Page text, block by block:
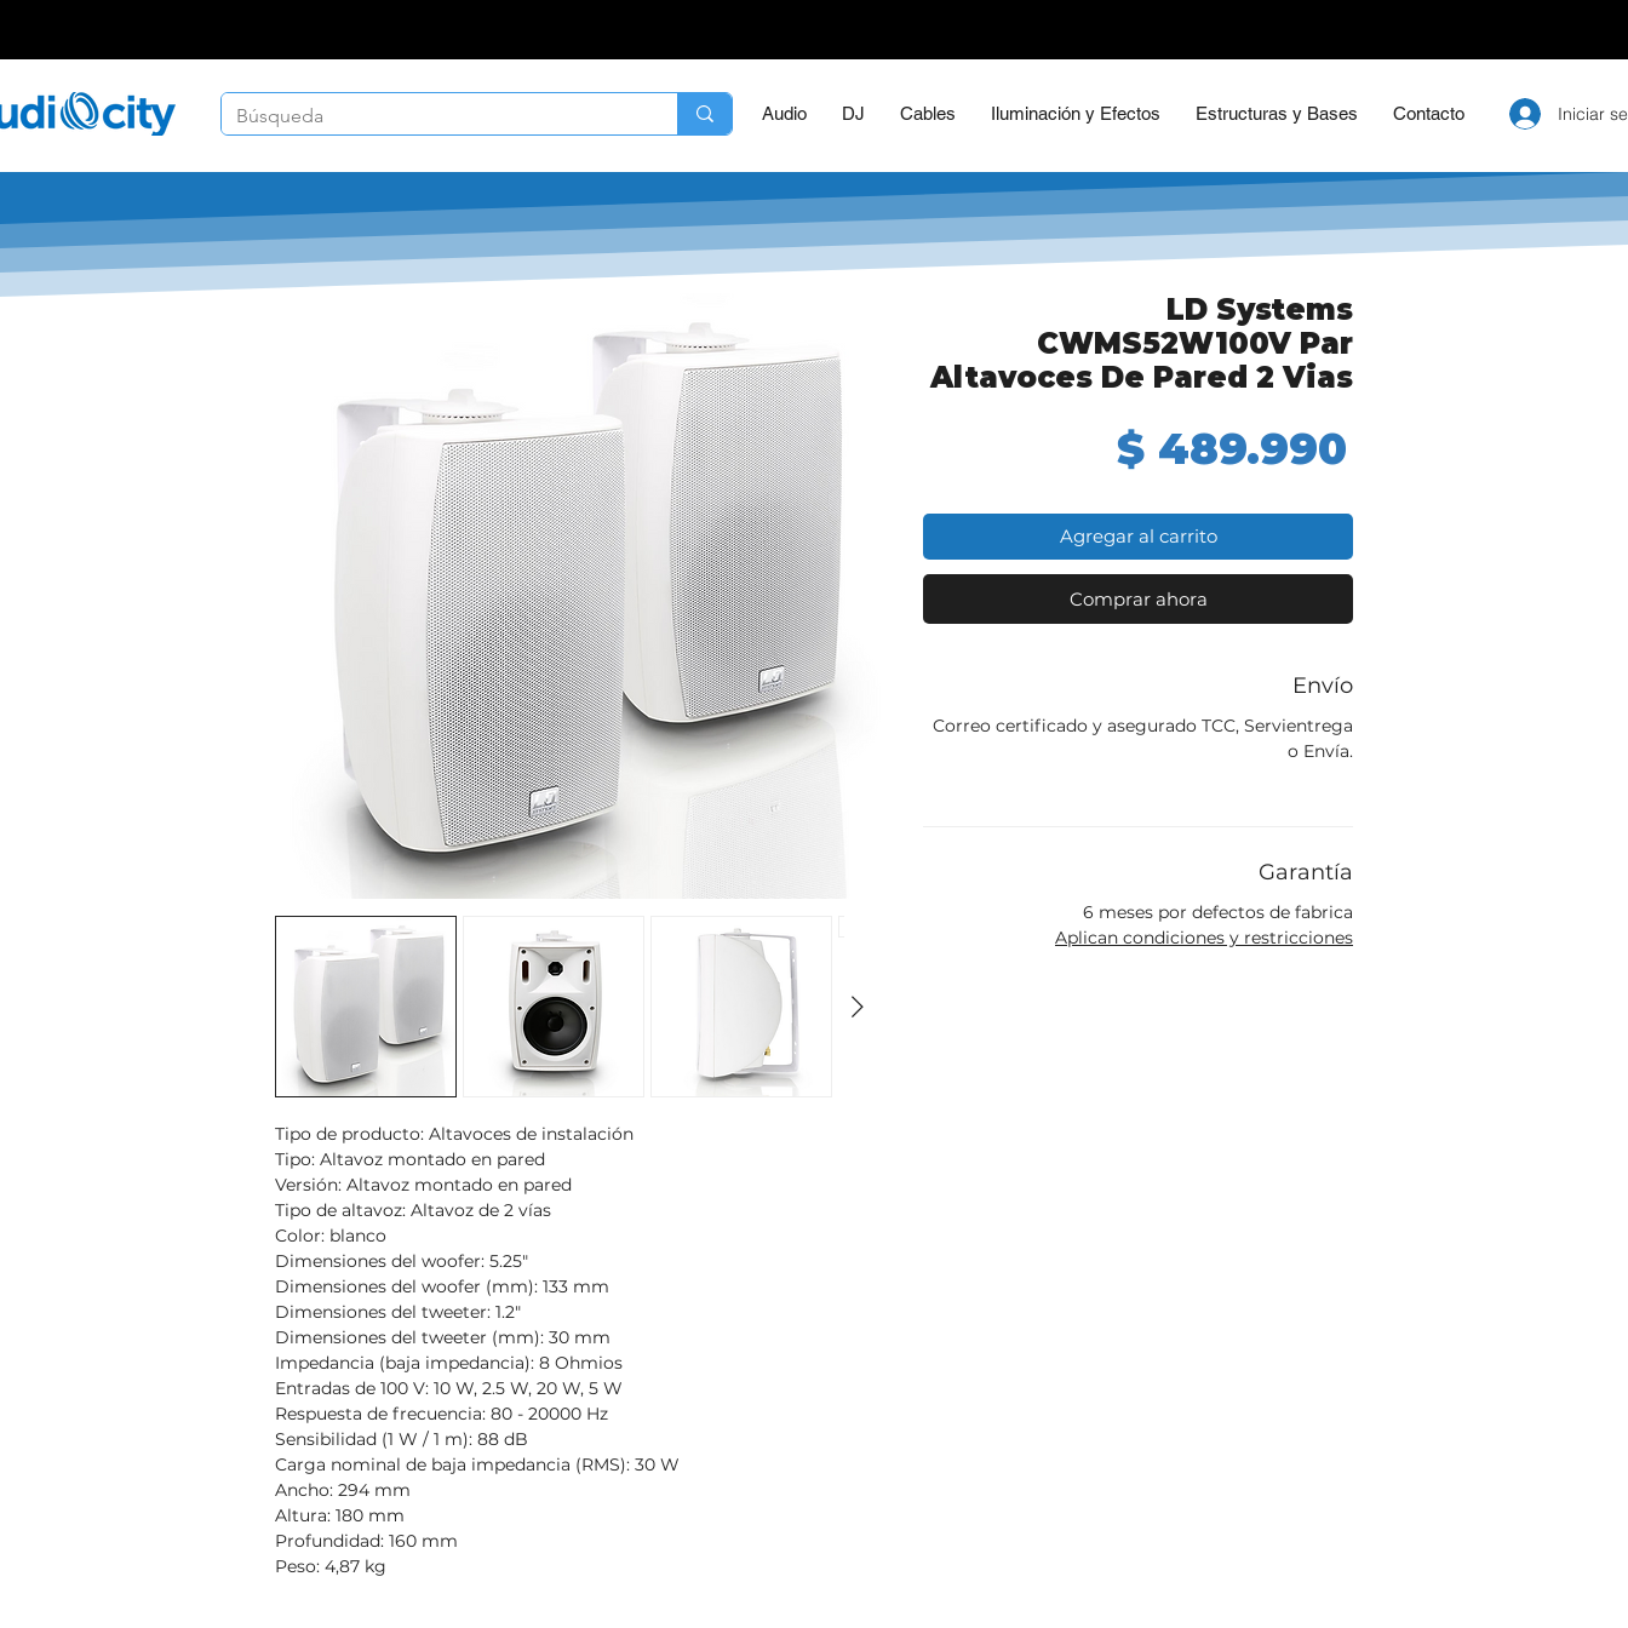
Audio DJ Cables Iluminación y Efectos Estructuras y Bases Contacto Iniciar
Tipo de producto: Altavoces de instalación
Tipo: Altavoz montado en pared
Versión: Altavoz montado en pared
Tipo de altavoz: Altavoz de 2 vías
Color: blanco
Dimensiones del woofer: 5.25"
Dimensiones del woofer (mm): 133 mm
Dimensiones del tweeter: 1.2"
Dimensiones del tweeter (mm): 30 mm
Impedancia (baja impedancia): 8 Ohmios
Entradas de 100 V: 10 W, 2.5 W, 20 W, 5 W
Respuesta de frecuencia: 80 - 20000 Hz
Sensibilidad (1 W / 1 m): 88 dB
Carga nominal de baja impedancia (RMS): 30 W
Ancho: 294 mm
Altura: 180 mm
Profundidad: 160 mm
Peso: 4,87 kg
LD Systems
CWMS52W100V Par
Altavoces De Pared 2 Vias
$ 489.990
Agregar al carrito
Comprar ahora
Envío
Correo certificado y asegurado TCC, Servientrega
o Envía.
Garantía
6 meses por defectos de fabrica
Aplican condiciones y restricciones